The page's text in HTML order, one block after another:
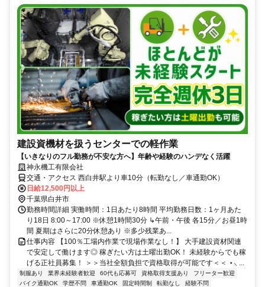
建設資機材を扱うセンターでの軽作業
【いきなりのフル勤務が不安な方へ】年齢や経験のハンデなく活躍
神永機工有限会社
交通・アクセス 西白井駅より車10分（転勤なし／車通勤OK）
日給12,500円以上
千葉県白井市
勤務時間詳細 実働時間：1日あたり8時間 平均勤務日数：1ヶ月あた
り18日 8:00～17:00 ※休憩1時間30分 ↳午前・午後 各15分／お昼1時
間 夏期はさらに20分休憩あり ※多少残業あ...
仕事内容 【100％工場内作業で現場作業なし！】 大手建設資材関連
で安定して働けます◎ 稼ぎたい方は土曜出勤OK！ 未経験からでも稼
げる正社員募集！ ＞＞当社全額負担で資格取得が可能です＜＜ ⋆⸜ ...
制服あり 業界未経験者歓迎 60代も応募可 資格取得支援あり
フリーター歓迎
バイク通勤OK
学歴不問 車通勤OK 固定時間制 転勤なし
経験不問